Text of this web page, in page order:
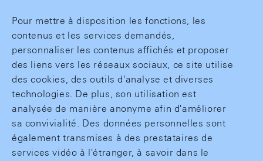
Pour mettre à disposition les fonctions, les
contenus et les services demandés,
personnaliser les contenus affichés et proposer
des liens vers les réseaux sociaux, ce site utilise
des cookies, des outils d'analyse et diverses
technologies. De plus, son utilisation est
analysée de manière anonyme afin d'améliorer
sa convivialité. Des données personnelles sont
également transmises à des prestataires de
services vidéo à l'étranger, à savoir dans le